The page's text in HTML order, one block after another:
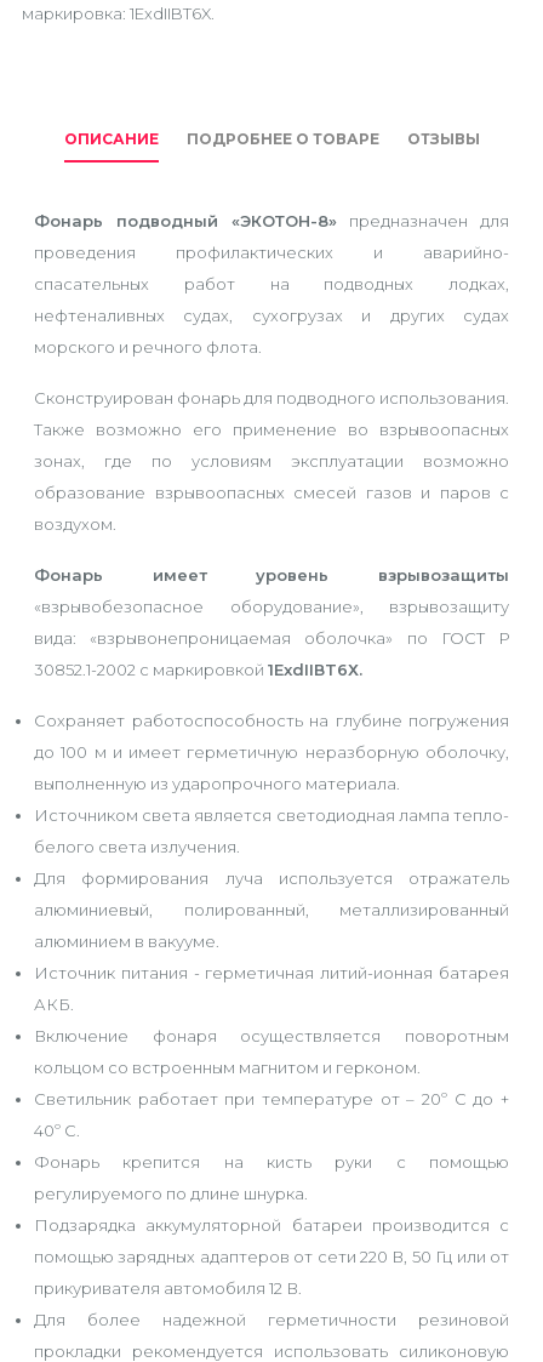
маркировка: 1ExdIIBТ6X.
ОПИСАНИЕ ПОДРОБНЕЕ О ТОВАРЕ ОТЗЫВЫ
Фонарь подводный «ЭКОТОН-8» предназначен для
проведения профилактических и аварийно-
спасательных работ на подводных лодках,
нефтеналивных судах, сухогрузах и других судах
морского и речного флота.
Сконструирован фонарь для подводного использования.
Также возможно его применение во взрывоопасных
зонах, где по условиям эксплуатации возможно
образование взрывоопасных смесей газов и паров с
воздухом.
Фонарь имеет уровень взрывозащиты
«взрывобезопасное оборудование», взрывозащиту
вида: «взрывонепроницаемая оболочка» по ГОСТ Р
30852.1-2002 с маркировкой 1ExdIIВT6Х.
Сохраняет работоспособность на глубине погружения
до 100 м и имеет герметичную неразборную оболочку,
выполненную из ударопрочного материала.
Источником света является светодиодная лампа тепло-
белого света излучения.
Для формирования луча используется отражатель
алюминиевый, полированный, металлизированный
алюминием в вакууме.
Источник питания - герметичная литий-ионная батарея
АКБ.
Включение фонаря осуществляется поворотным
кольцом со встроенным магнитом и герконом.
Светильник работает при температуре от – 20º С до +
40º С.
Фонарь крепится на кисть руки с помощью
регулируемого по длине шнурка.
Подзарядка аккумуляторной батареи производится с
помощью зарядных адаптеров от сети 220 В, 50 Гц или от
прикуривателя автомобиля 12 В.
Для более надежной герметичности резиновой
прокладки рекомендуется использовать силиконовую